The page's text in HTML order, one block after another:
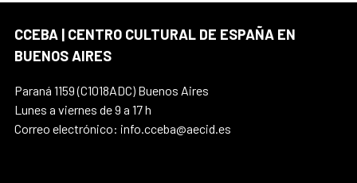
CCEBA | CENTRO CULTURAL DE ESPAÑA EN
BUENOS AIRES
Paraná 1159 (C1018ADC) Buenos Aires
Lunes a viernes de 9 a 17 h
Correo electrónico: info.cceba@aecid.es